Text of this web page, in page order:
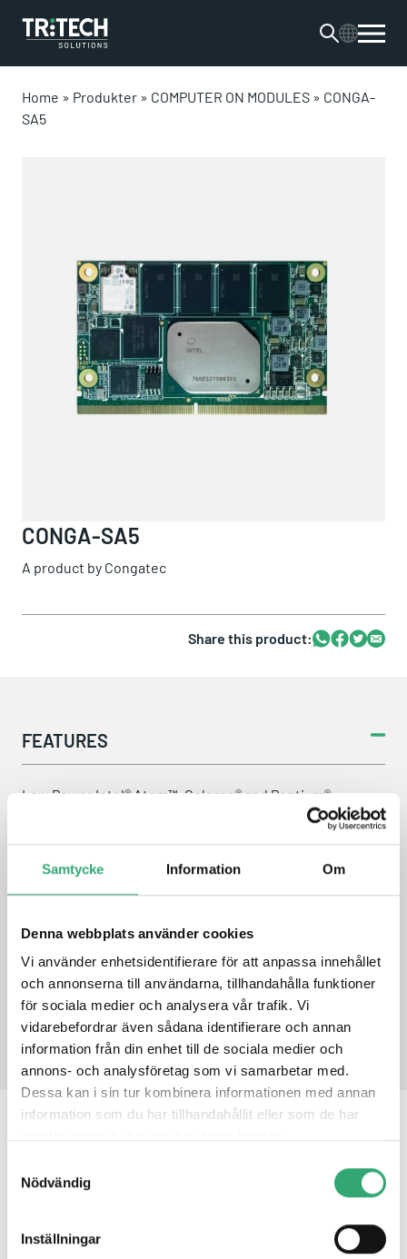
Samtycke Information Om
Denna webbplats använder cookies
Vi använder enhetsidentifierare för att anpassa innehållet
och annonserna till användarna, tillhandahålla funktioner
för sociala medier och analysera vår trafik. Vi
vidarebefordrar även sådana identifierare och annan
information från din enhet till de sociala medier och
annons- och analysföretag som vi samarbetar med.
Dessa kan i sin tur kombinera informationen med annan
information som du har tillhandahållit eller som de har
Nödvändig
Inställningar
Home » Produkter » COMPUTER ON MODULES » CONGA-
SA5
CONGA-SA5
A product by Congatec
Share this product:Whatsapp
Facebook
Twitter
Email
FEATURES
Low Power Intel® Atom™, Celeron® and Pentium®
Time Coordinated Computing
Enhanced Security Execution
DATASHEET
PRODUCT INQUIRY
RELATED PRODUCTS